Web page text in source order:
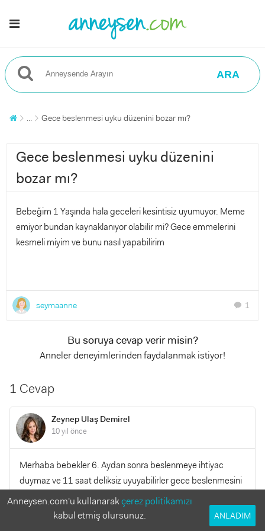
ARA
... Gece beslenmesi uyku düzenini bozar mı?
Gece beslenmesi uyku düzenini
bozar mı?
Bebeğim 1 Yaşında hala geceleri kesintisiz uyumuyor. Meme
emiyor bundan kaynaklanıyor olabilir mi? Gece emmelerini
kesmeli miyim ve bunu nasıl yapabilirim
seymaanne chat 1
Bu soruya cevap verir misin?
Anneler deneyimlerinden faydalanmak istiyor!
1 Cevap
Zeynep Ulaş Demirel
10 yıl önce
Merhaba bebekler 6. Aydan sonra beslenmeye ihtiyac
duymaz ve 11 saat deliksiz uyuyabilirler gece beslenmesini
kesmenizi ve bebegınıze kendi kendine uyumayı
öğretmenizi öneririm
Anneysen.com'u kullanarakçerez politikamızı
kabul etmiş olursunuz.
ANLADIM